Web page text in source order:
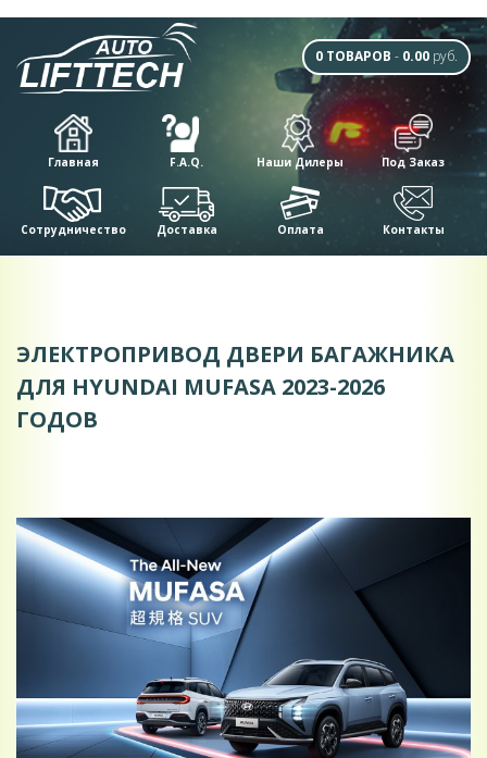
0 ТОВАРОВ - 0.00 руб.
Главная F.A.Q. Наши Дилеры Под Заказ
Сотрудничество Доставка Оплата Контакты
ЭЛЕКТРОПРИВОД ДВЕРИ БАГАЖНИКА
ДЛЯ HYUNDAI MUFASA 2023-2026
ГОДОВ